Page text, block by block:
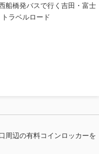
船橋発バスで行く吉田・富士
ラベルロード
はあります
周辺の有料コインロッカーを